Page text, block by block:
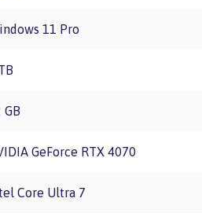
Windows 11 Pro
TB
GB
GeForce RTX 4070
Core Ultra 7